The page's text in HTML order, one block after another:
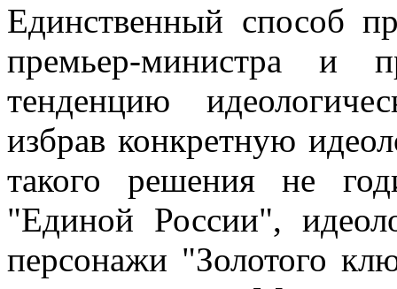
Единственный способ
премьер-министра и
тенденцию
избрав конкретную
такого решения не
"Единой России",
персонажи "Золотого